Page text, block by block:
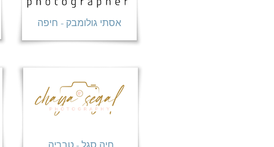
אסתי גולומבק - חיפה